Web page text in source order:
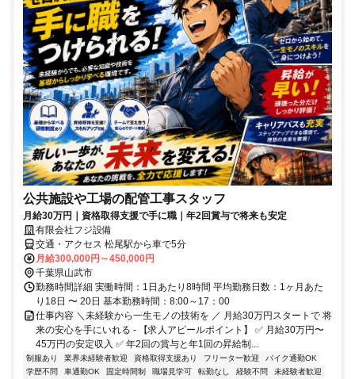
公共施設や工場の配管工事スタッフ
月給30万円｜資格取得支援で手に職｜年2回賞与で将来も安定
有限会社フジ設備
交通・アクセス 松尾駅から車で5分
月給300,000円～450,000円
千葉県山武市
勤務時間詳細 実働時間：1日あたり8時間 平均勤務日数：1ヶ月あた
り18日 〜 20日 基本勤務時間：8:00～17：00
仕事内容 ＼未経験から一生モノの技術を ／ 月給30万円スタートで 将
来の安心を手にいれる - 【求人アピールポイント】 ✅ 月給30万円〜
45万円の安定収入 ✅ 年2回の賞与と年1回の昇給制...
制服あり 業界未経験者歓迎 資格取得支援あり フリーター歓迎
バイク通勤OK
学歴不問
車通勤OK 固定時間制 職場見学可 転勤なし 経験不問
未経験者歓迎